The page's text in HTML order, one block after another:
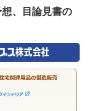
、目論見書の